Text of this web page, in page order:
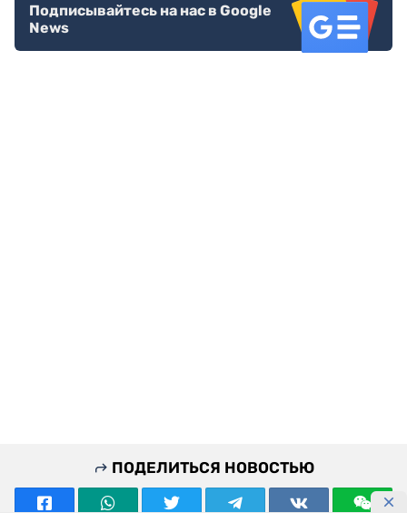
Подписывайтесь на нас в Google
News
ПОДЕЛИТЬСЯ НОВОСТЬЮ